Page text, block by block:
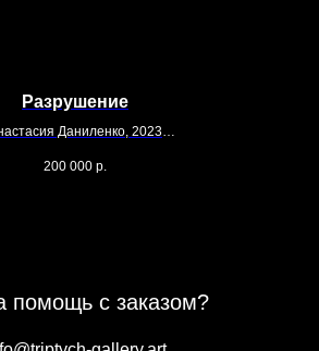
Разрушение
Даниленко, 2023
Холст, масло
200 000 р.
помощь с заказом?